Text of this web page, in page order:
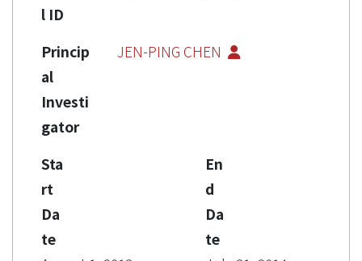
l ID
Princip
al
Investi
gator
JEN-PING CHEN
Sta
rt
Da
te
En
d
Da
te